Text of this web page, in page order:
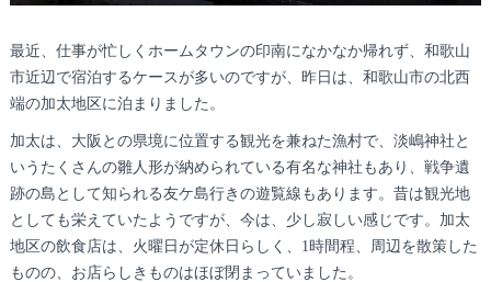
最近、仕事が忙しくホームタウンの印南になかなか帰れず、和歌山
市近辺で宿泊するケースが多いのですが、昨日は、和歌山市の北西
端の加太地区に泊まりました。
加太は、大阪との県境に位置する観光を兼ねた漁村で、淡嶋神社と
いうたくさんの雛人形が納められている有名な神社もあり、戦争遺
跡の島として知られる友ケ島行きの遊覧線もあります。昔は観光地
としても栄えていたようですが、今は、少し寂しい感じです。加太
地区の飲食店は、火曜日が定休日らしく、1時間程、周辺を散策した
ものの、お店らしきものはほぼ閉まっていました。